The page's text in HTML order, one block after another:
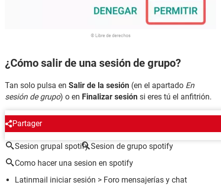
© Libre de derechos
¿Cómo salir de una sesión de grupo?
Tan solo pulsa en Salir de la sesión (en el apartado En
sesión de grupo) o en Finalizar sesión si eres tú el anfitrión.
Partager
ALREDEDOR DEL MISMO TEMA
Sesion grupal spotify Sesion de grupo spotify
Como hacer una sesion en spotify
Latinmail iniciar sesión > Foro mensajerías y chat